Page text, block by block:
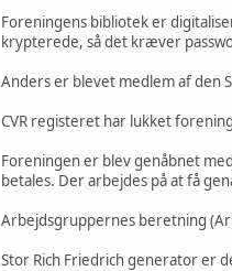
Foreningens bibliotek er
krypterede, så det kræver
Anders er blevet medlem af den
CVR registeret har lukket
Foreningen er blev genåbnet
betales. Der arbejdes på at få
Arbejdsgruppernes beretning
Stor Rich Friedrich generator er